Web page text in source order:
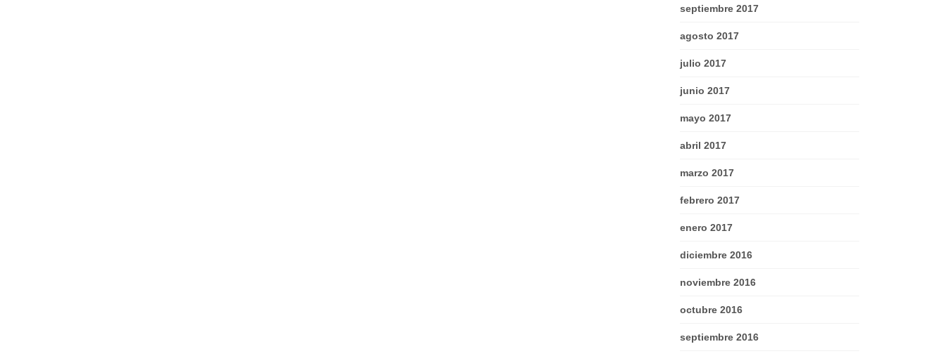
septiembre 2017
agosto 2017
julio 2017
junio 2017
mayo 2017
abril 2017
marzo 2017
febrero 2017
enero 2017
diciembre 2016
noviembre 2016
octubre 2016
septiembre 2016